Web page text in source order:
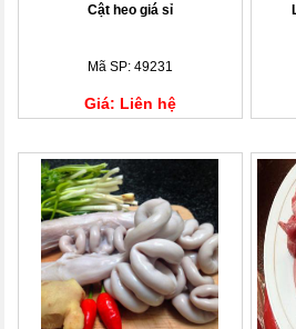
Cật heo giá sỉ
Mã SP: 49231
Giá: Liên hệ